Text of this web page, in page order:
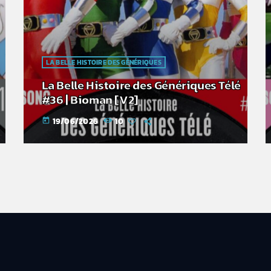
LA BELLE HISTOIRE DES GÉNÉRIQUES
La Belle Histoire des Génériques Télé
#36 | Bioman [V2]
today 19/06/2026 10